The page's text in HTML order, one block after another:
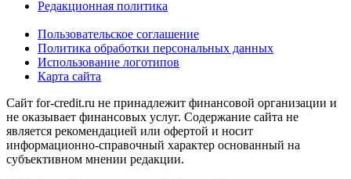
Редакционная политика
Пользовательское соглашение
Политика обработки персональных данных
Использование логотипов
Карта сайта
Сайт for-credit.ru не принадлежит финансовой организации и
не оказывает финансовых услуг. Содержание сайта не
является рекомендацией или офертой и носит
информационно-справочный характер основанный на
субъективном мнении редакции.